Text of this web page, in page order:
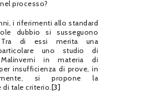
processo?
i riferimenti allo standard
dubbio si susseguono
Tra di essi merita una
uno studio di
Malinverni in materia di
insufficienza di prove, in
si propone la
tale criterio.[3]